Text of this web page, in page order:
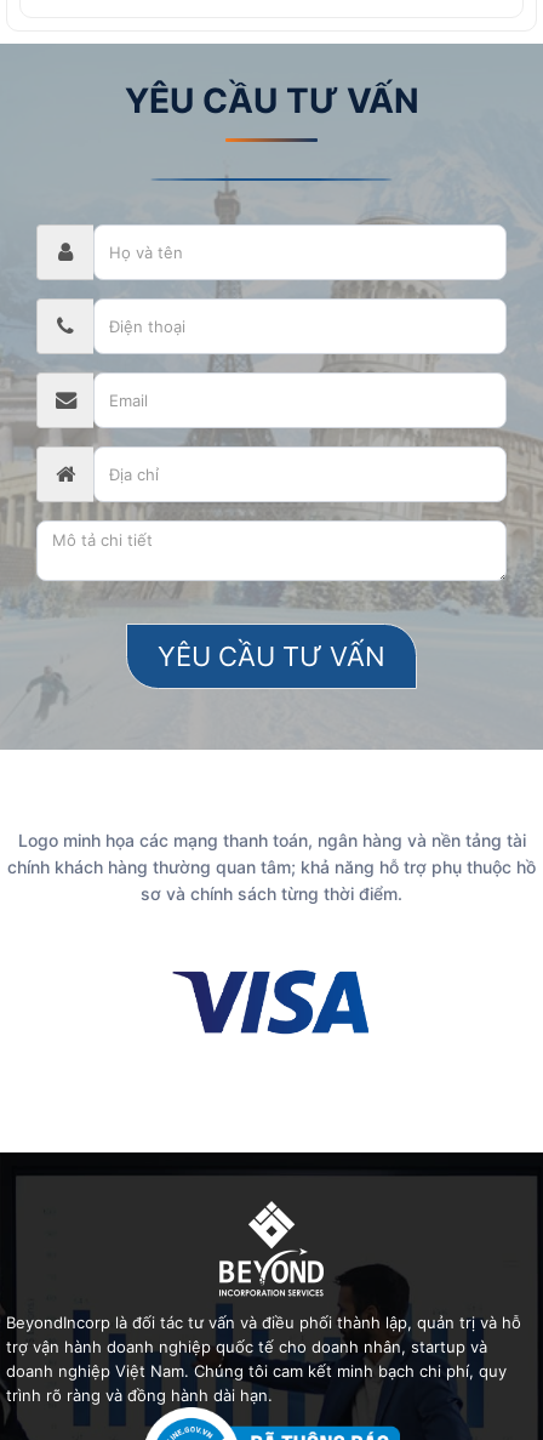
YÊU CẦU TƯ VẤN
Logo minh họa các mạng thanh toán, ngân hàng và nền tảng tài
chính khách hàng thường quan tâm; khả năng hỗ trợ phụ thuộc hồ
sơ và chính sách từng thời điểm.
BeyondIncorp là đối tác tư vấn và điều phối thành lập, quản trị và hỗ
trợ vận hành doanh nghiệp quốc tế cho doanh nhân, startup và
doanh nghiệp Việt Nam. Chúng tôi cam kết minh bạch chi phí, quy
trình rõ ràng và đồng hành dài hạn.